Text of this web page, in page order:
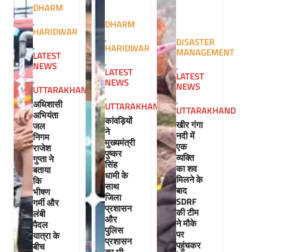
DHARM
,
HARIDWAR
,
LATEST
NEWS
,
UTTARAKHAND
अधिशासी
अभियंता
जल
निगम
राजेश
गुप्ता ने
बताया
कि
भीषण
गर्मी और
लंबी
पैदल
यात्रा के
बीच
DHARM
,
HARIDWAR
,
LATEST
NEWS
,
UTTARAKHAND
कांवड़ियों
ने
मुख्यमंत्री
पुष्कर
सिंह
धामी के
साथ
जिला
प्रशासन
और
पुलिस
प्रशासन
DISASTER
MANAGEMENT
,
LATEST
NEWS
,
UTTARAKHAND
खीर गंगा
नदी में
एक
व्यक्ति
का शव
मिलने के
बाद
SDRF
की टीम
ने मौके
पर
पहुंचकर